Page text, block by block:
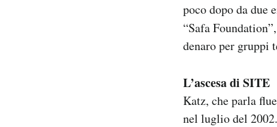
poco dopo da due
“Safa
denaro per gruppi
L’ascesa di SITE
Katz, che parla
nel luglio del